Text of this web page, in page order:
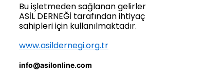
Bu işletmeden sağlanan gelirler
ASİL DERNEĞİ tarafından ihtiyaç
sahipleri için kullanılmaktadır.
www.asildernegi.org.tr
info@asilonline.com